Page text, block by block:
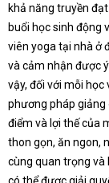
khả năng truyền
buổi học sinh động
viên yoga tại nhà ở
và cảm nhận được
vậy, đối với mỗi
phương pháp giảng
điểm và lợi thế của
thon gọn, ăn ngon,
cùng quan trọng và